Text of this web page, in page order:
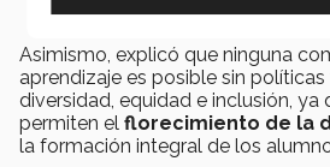
Asimismo, explicó que ninguna
aprendizaje es posible sin
diversidad, equidad e inclusión, ya
permiten el florecimiento de la
la formación integral de los